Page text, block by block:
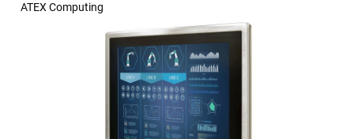
ATEX Computing